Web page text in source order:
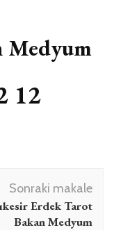
Medyum
12
Sonraki makale
Erdek Tarot
Bakan Medyum